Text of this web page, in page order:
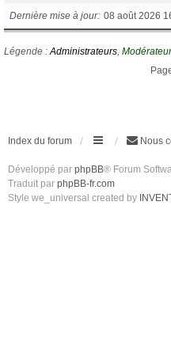
Dernière mise à jour 08 août 2026
Légende :Administrateurs,
Index du forum Nous
Développé par phpBB® Forum
Traduit par phpBB-fr.com
Style we_universal created by